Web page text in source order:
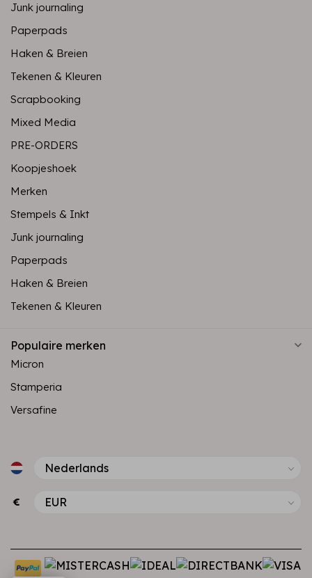
Junk journaling
Paperpads
Haken & Breien
Tekenen & Kleuren
Scrapbooking
Mixed Media
PRE-ORDERS
Koopjeshoek
Merken
Stempels & Inkt
Junk journaling
Paperpads
Haken & Breien
Tekenen & Kleuren
Populaire merken
Micron
Stamperia
Versafine
€